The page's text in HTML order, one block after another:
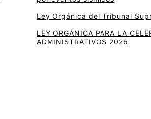
Ley Orgánica del Tribunal
LEY ORGÁNICA PARA LA
ADMINISTRATIVOS 2026